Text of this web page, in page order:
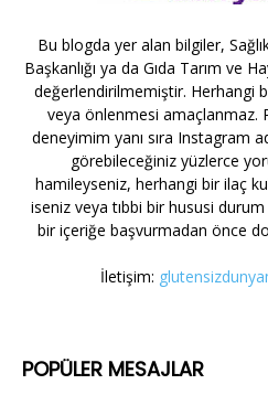
Bu blogda yer alan bilgiler,
Başkanlığı ya da Gıda Tarım ve
değerlendirilmemiştir. Herhangi
veya önlenmesi amaçlanmaz.
deneyimim yanı sıra Instagram
görebileceğiniz yüzlerce
hamileyseniz, herhangi bir ilaç
iseniz veya tıbbi bir hususi
bir içeriğe başvurmadan önce
İletişim:
POPÜLER MESAJLAR